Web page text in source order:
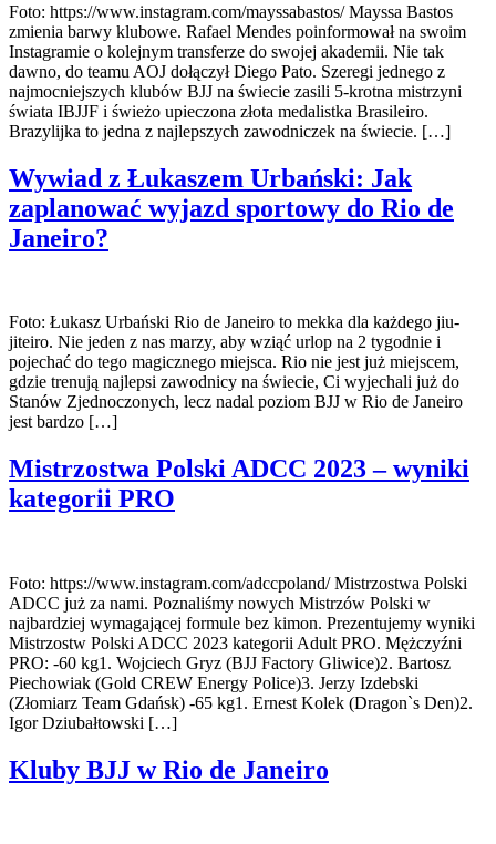
Foto: https://www.instagram.com/mayssabastos/ Mayssa Bastos
zmienia barwy klubowe. Rafael Mendes poinformował na swoim
Instagramie o kolejnym transferze do swojej akademii. Nie tak
dawno, do teamu AOJ dołączył Diego Pato. Szeregi jednego z
najmocniejszych klubów BJJ na świecie zasili 5-krotna mistrzyni
świata IBJJF i świeżo upieczona złota medalistka Brasileiro.
Brazylijka to jedna z najlepszych zawodniczek na świecie. […]
Wywiad z Łukaszem Urbański: Jak
zaplanować wyjazd sportowy do Rio de
Janeiro?
Foto: Łukasz Urbański Rio de Janeiro to mekka dla każdego jiu-
jiteiro. Nie jeden z nas marzy, aby wziąć urlop na 2 tygodnie i
pojechać do tego magicznego miejsca. Rio nie jest już miejscem,
gdzie trenują najlepsi zawodnicy na świecie, Ci wyjechali już do
Stanów Zjednoczonych, lecz nadal poziom BJJ w Rio de Janeiro
jest bardzo […]
Mistrzostwa Polski ADCC 2023 – wyniki
kategorii PRO
Foto: https://www.instagram.com/adccpoland/ Mistrzostwa Polski
ADCC już za nami. Poznaliśmy nowych Mistrzów Polski w
najbardziej wymagającej formule bez kimon. Prezentujemy wyniki
Mistrzostw Polski ADCC 2023 kategorii Adult PRO. Mężczyźni
PRO: -60 kg1. Wojciech Gryz (BJJ Factory Gliwice)2. Bartosz
Piechowiak (Gold CREW Energy Police)3. Jerzy Izdebski
(Złomiarz Team Gdańsk) -65 kg1. Ernest Kolek (Dragon`s Den)2.
Igor Dziubałtowski […]
Kluby BJJ w Rio de Janeiro